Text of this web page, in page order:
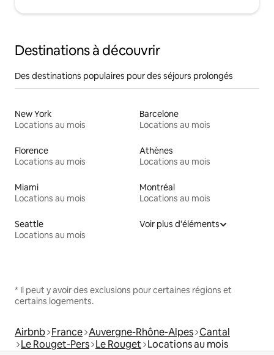
Destinations à découvrir
Des destinations populaires pour des séjours prolongés
New York
Locations au mois
Barcelone
Locations au mois
Florence
Locations au mois
Athènes
Locations au mois
Miami
Locations au mois
Montréal
Locations au mois
Seattle
Locations au mois
Voir plus d'éléments
* Il peut y avoir des exclusions pour certaines régions et
certains logements.
Airbnb France Auvergne-Rhône-Alpes Cantal
Le Rouget-Pers Le Rouget Locations au mois